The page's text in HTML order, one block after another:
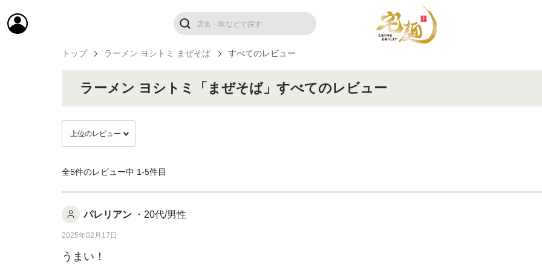
トップ ラーメン ヨシトミ まぜそば すべてのレビュー
ラーメン ヨシトミ「まぜそば」すべてのレビュー
全5件のレビュー中 1-5件目
パレリアン ・20代/男性
2025年02月17日
うまい！